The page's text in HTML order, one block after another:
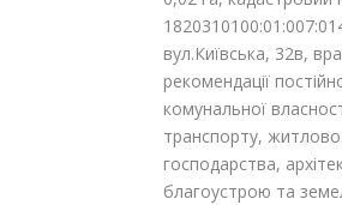
вул.Київська, 32в,
рекомендації
комунальної
транспорту,
господарства,
благоустрою та